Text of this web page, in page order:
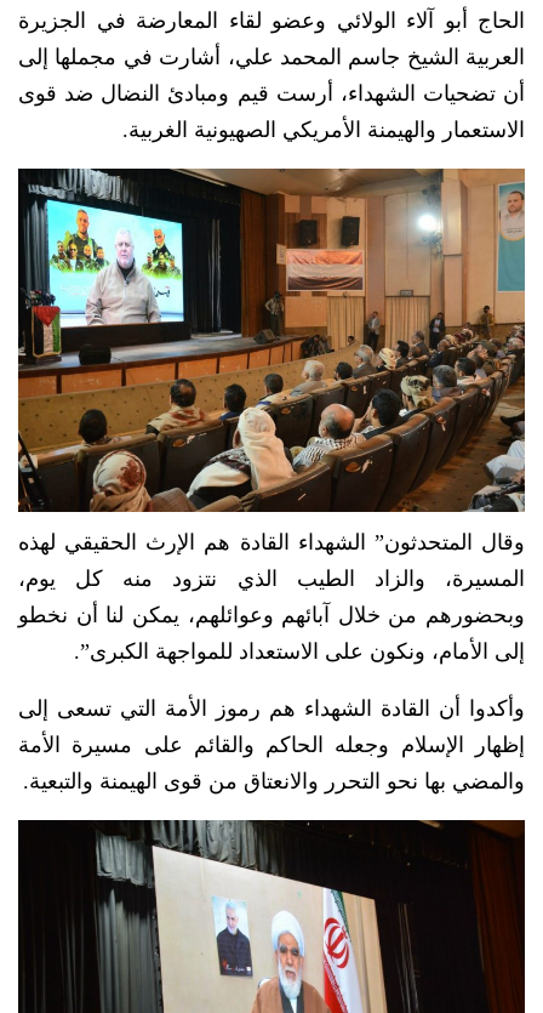
الحاج أبو آلاء الولائي وعضو لقاء المعارضة في الجزيرة
العربية الشيخ جاسم المحمد علي، أشارت في مجملها إلى
أن تضحيات الشهداء، أرست قيم ومبادئ النضال ضد قوى
الاستعمار والهيمنة الأمريكي الصهيونية الغربية.
وقال المتحدثون” الشهداء القادة هم الإرث الحقيقي لهذه
المسيرة، والزاد الطيب الذي نتزود منه كل يوم،
وبحضورهم من خلال آبائهم وعوائلهم، يمكن لنا أن نخطو
إلى الأمام، ونكون على الاستعداد للمواجهة الكبرى”.
وأكدوا أن القادة الشهداء هم رموز الأمة التي تسعى إلى
إظهار الإسلام وجعله الحاكم والقائم على مسيرة الأمة
والمضي بها نحو التحرر والانعتاق من قوى الهيمنة والتبعية.